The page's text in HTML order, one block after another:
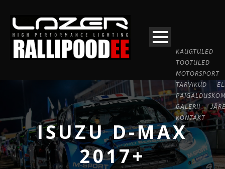
KAUGTULED
TÖÖTULED
MOTORSPORT
TARVIKUD
GALERII
KONTAKT
ISUZU D-MAX
2017+